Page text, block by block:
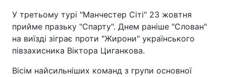
У третьому турі "Манчестер Сіті" 23 жовтня
прийме празьку "Спарту". Днем раніше "Слован"
на виїзді зіграє проти "Жирони" українського
півзахисника Віктора Циганкова.
Вісім найсильніших команд з групи основної